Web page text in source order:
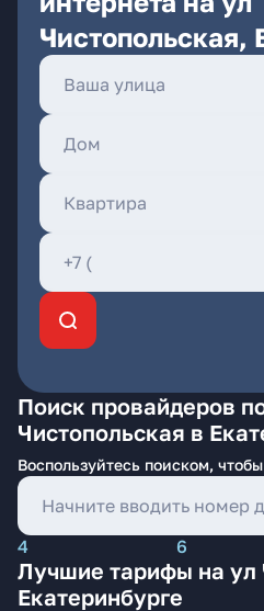
Чистопольская,
Поиск провайдеров
Чистопольская в
Воспользуйтесь поиском,
4 6
Лучшие тарифы на ул
Екатеринбурге